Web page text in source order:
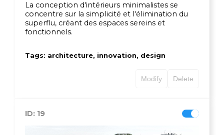
La conception d'intérieurs minimalistes se
concentre sur la simplicité et l'élimination du
superflu, créant des espaces sereins et
fonctionnels.
Tags: architecture, innovation, design
Modify Delete
ID: 19